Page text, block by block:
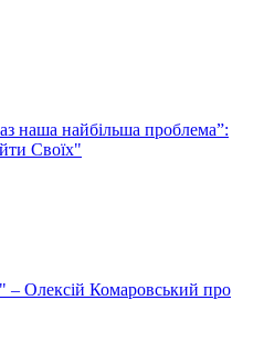
наша найбільша проблема”:
Своїх"
– Олексій Комаровський про